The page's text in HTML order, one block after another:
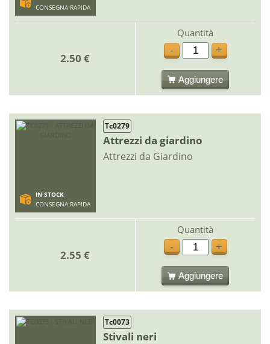
CONSEGNA RAPIDA
2.50 €
Quantità
-
+
Aggiungere
IN STOCK
CONSEGNA RAPIDA
Tc0279
Attrezzi da giardino
Attrezzi da Giardino
2.55 €
Quantità
-
+
Aggiungere
Tc0073
Stivali neri